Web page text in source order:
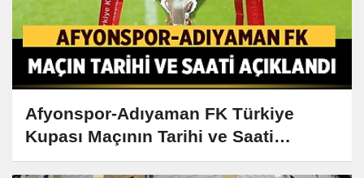
Afyonspor-Adıyaman FK Türkiye
Kupası Maçının Tarihi ve Saati
Açıklandı